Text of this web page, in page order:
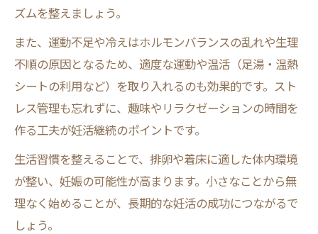
ズムを整えましょう。
また、運動不足や冷えはホルモンバランスの乱れや生理
不順の原因となるため、適度な運動や温活（足湯・温熱
シートの利用など）を取り入れるのも効果的です。スト
レス管理も忘れずに、趣味やリラクゼーションの時間を
作る工夫が妊活継続のポイントです。
生活習慣を整えることで、排卵や着床に適した体内環境
が整い、妊娠の可能性が高まります。小さなことから無
理なく始めることが、長期的な妊活の成功につながるで
しょう。